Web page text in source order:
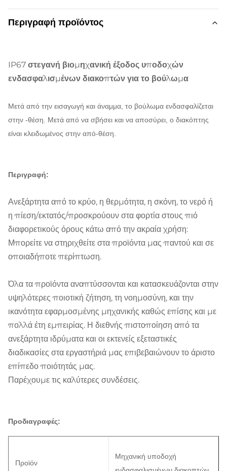
Περιγραφή προϊόντος
IP67 στεγανή βιομηχανική έξοδος υποδοχών
ενδασφαλισμένων διακοπτών για το βούλωμα
Μετά από την εισαγωγή και άναμμα, το βούλωμα ενδασφαλίζεται
στην -θέση. Μετά από να σβήσει και να αποσύρει, ο διακόπτης
είναι κλειδωμένος στην από-θέση.
Περιγραφή:
Ανεξάρτητα από το κρύο, η θερμότητα, η σκόνη, το νερό ή
η πίεση/εκτατός/προσκρούουν στα φορτία στους πιό
διαφορετικούς όρους κάτω από την ακραία χρήση:
Μπορείτε να στηριχθείτε στα προϊόντα μας παντού και σε
οποιαδήποτε περίπτωση.
Όλα τα προϊόντα αναπτύσσονται και κατασκευάζονται στην
υψηλότερες ποιοτική ζήτηση, τη νοημοσύνη, και την
ικανότητα εφαρμοσμένης μηχανικής καθώς επίσης και με
πολλά έτη εμπειρίας. Η διεθνής πιστοποίηση από τα
ανεξάρτητα ιδρύματα και οι εκτενείς εξεταστικές
διαδικασίες στα εργαστήριά μας επιβεβαιώνουν το άριστο
επίπεδο ποιότητάς μας.
Παρέχουμε τις καλύτερες συνδέσεις.
Προδιαγραφές:
Προϊόν
Μηχανική υποδοχή